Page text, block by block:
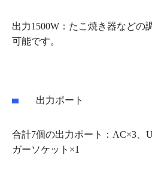
出力1500W：たこ焼き器などの
可能です。
出力ポート
合計7個の出力ポート：AC×3、
ガーソケット×1